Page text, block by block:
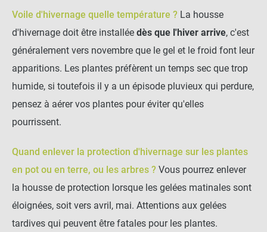
Voile d'hivernage quelle température ? La housse
d'hivernage doit être installée dès que l'hiver arrive, c'est
généralement vers novembre que le gel et le froid font leur
apparitions. Les plantes préfèrent un temps sec que trop
humide, si toutefois il y a un épisode pluvieux qui perdure,
pensez à aérer vos plantes pour éviter qu'elles
pourrissent.
Quand enlever la protection d'hivernage sur les plantes
en pot ou en terre, ou les arbres ? Vous pourrez enlever
la housse de protection lorsque les gelées matinales sont
éloignées, soit vers avril, mai. Attentions aux gelées
tardives qui peuvent être fatales pour les plantes.